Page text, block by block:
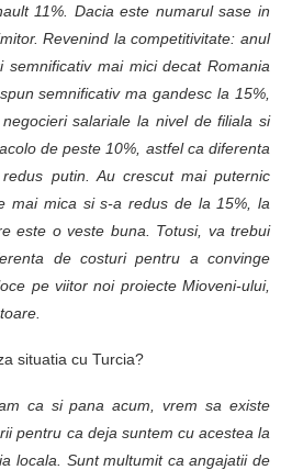
11%. Dacia este numarul sase in
Revenind la competitivitate: anul
semnificativ mai mici decat Romania
semnificativ ma gandesc la 15%,
salariale la nivel de filiala si
de peste 10%, astfel ca diferenta
putin. Au crescut mai puternic
mai mica si s-a redus de la 15%, la
este o veste buna. Totusi, va trebui
de costuri pentru a convinge
pe viitor noi proiecte Mioveni-ului,
situatia cu Turcia?
ca si pana acum, vrem sa existe
pentru ca deja suntem cu acestea la
locala. Sunt multumit ca angajatii de